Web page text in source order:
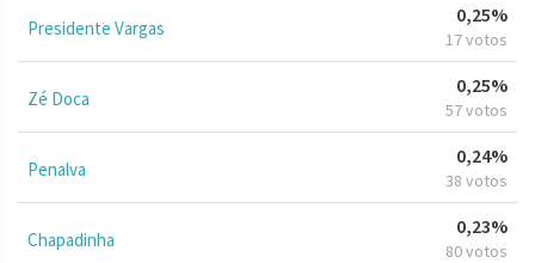
Presidente Vargas
0,25%
17 votos
Zé Doca
0,25%
57 votos
Penalva
0,24%
38 votos
Chapadinha
0,23%
80 votos